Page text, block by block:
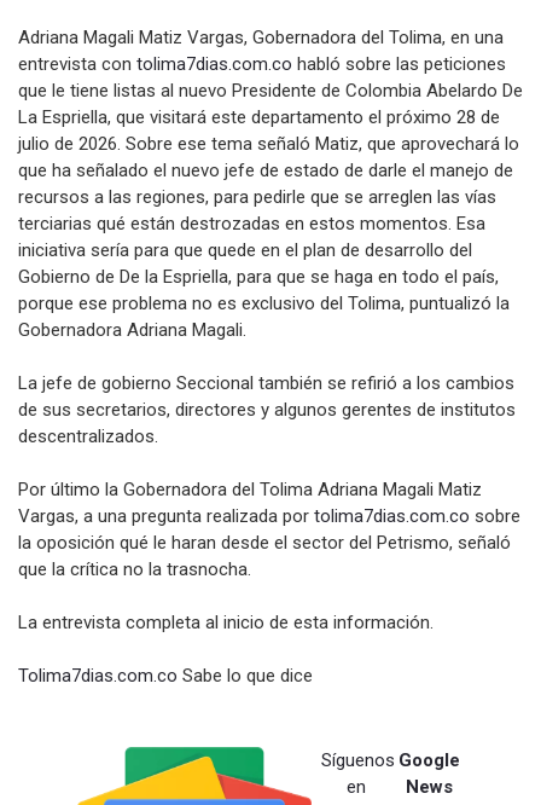
Adriana Magali Matiz Vargas, Gobernadora del Tolima, en una
entrevista con tolima7dias.com.co habló sobre las peticiones
que le tiene listas al nuevo Presidente de Colombia Abelardo De
La Espriella, que visitará este departamento el próximo 28 de
julio de 2026. Sobre ese tema señaló Matiz, que aprovechará lo
que ha señalado el nuevo jefe de estado de darle el manejo de
recursos a las regiones, para pedirle que se arreglen las vías
terciarias qué están destrozadas en estos momentos. Esa
iniciativa sería para que quede en el plan de desarrollo del
Gobierno de De la Espriella, para que se haga en todo el país,
porque ese problema no es exclusivo del Tolima, puntualizó la
Gobernadora Adriana Magali.
La jefe de gobierno Seccional también se refirió a los cambios
de sus secretarios, directores y algunos gerentes de institutos
descentralizados.
Por último la Gobernadora del Tolima Adriana Magali Matiz
Vargas, a una pregunta realizada por tolima7dias.com.co sobre
la oposición qué le haran desde el sector del Petrismo, señaló
que la crítica no la trasnocha.
La entrevista completa al inicio de esta información.
Tolima7dias.com.co Sabe lo que dice
Síguenos
en
Google
News